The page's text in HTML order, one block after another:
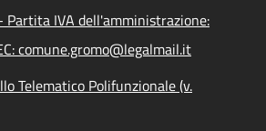
Partita IVA dell'amministrazione:
comune.gromo@legalmail.it
Telematico Polifunzionale (v.